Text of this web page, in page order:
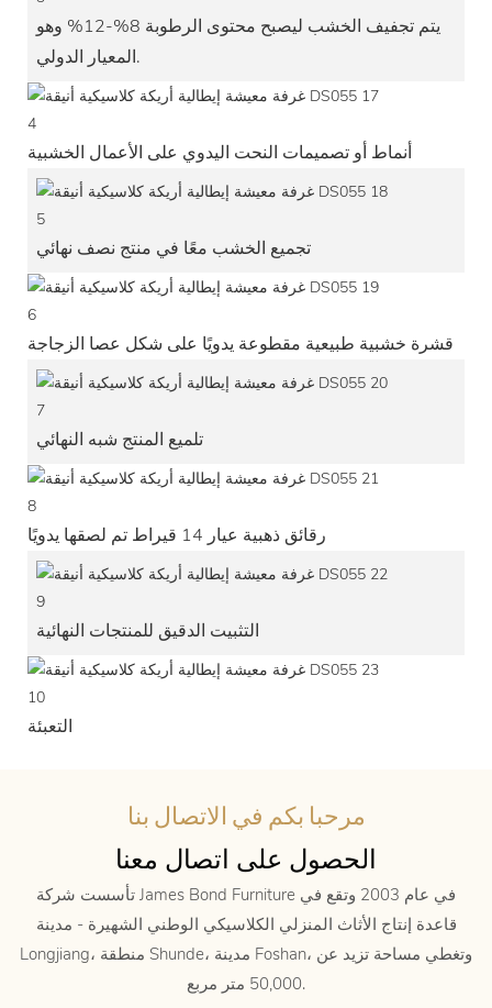
يتم تجفيف الخشب ليصبح محتوى الرطوبة 8%-12% وهو
المعيار الدولي.
4
أنماط أو تصميمات النحت اليدوي على الأعمال الخشبية
5
تجميع الخشب معًا في منتج نصف نهائي
6
قشرة خشبية طبيعية مقطوعة يدويًا على شكل عصا الزجاجة
7
تلميع المنتج شبه النهائي
8
رقائق ذهبية عيار 14 قيراط تم لصقها يدويًا
9
التثبيت الدقيق للمنتجات النهائية
10
التعبئة
مرحبا بكم في الاتصال بنا
الحصول على اتصال معنا
تأسست شركة James Bond Furniture في عام 2003 وتقع في
قاعدة إنتاج الأثاث المنزلي الكلاسيكي الوطني الشهيرة - مدينة
Longjiang، منطقة Shunde، مدينة Foshan، وتغطي مساحة تزيد عن
50,000 متر مربع.